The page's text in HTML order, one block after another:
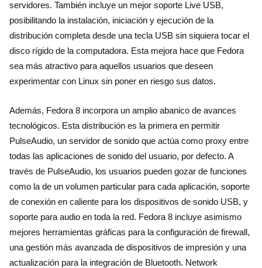
servidores. También incluye un mejor soporte Live USB,
posibilitando la instalación, iniciación y ejecución de la
distribución completa desde una tecla USB sin siquiera tocar el
disco rígido de la computadora. Esta mejora hace que Fedora
sea más atractivo para aquellos usuarios que deseen
experimentar con Linux sin poner en riesgo sus datos.
Además, Fedora 8 incorpora un amplio abanico de avances
tecnológicos. Esta distribución es la primera en permitir
PulseAudio, un servidor de sonido que actúa como proxy entre
todas las aplicaciones de sonido del usuario, por defecto. A
través de PulseAudio, los usuarios pueden gozar de funciones
como la de un volumen particular para cada aplicación, soporte
de conexión en caliente para los dispositivos de sonido USB, y
soporte para audio en toda la red. Fedora 8 incluye asimismo
mejores herramientas gráficas para la configuración de firewall,
una gestión más avanzada de dispositivos de impresión y una
actualización para la integración de Bluetooth. Network